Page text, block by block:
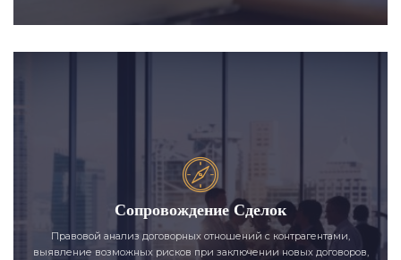
Сопровождение Сделок
Правовой анализ договорных отношений с контрагентами,
выявление возможных рисков при заключении новых договоров,